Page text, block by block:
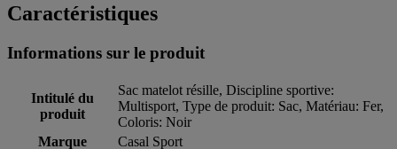
Caractéristiques
Informations sur le produit
Intitulé du
produit
Sac matelot résille, Discipline sportive:
Multisport, Type de produit: Sac, Matériau: Fer,
Coloris: Noir
Marque
Casal Sport